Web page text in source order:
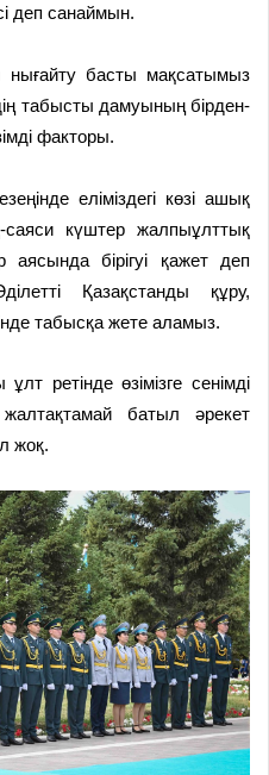
деп санаймын.
нығайту басты мақсатымыз
табысты дамуының бірден-
факторы.
еліміздегі көзі ашық
саяси күштер жалпыұлттық
бірігуі қажет деп
Қазақстанды құру,
табысқа жете аламыз.
ретінде өзімізге сенімді
батыл әрекет
жоқ.